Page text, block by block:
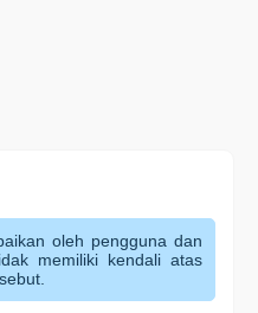
oleh pengguna dan
memiliki kendali atas